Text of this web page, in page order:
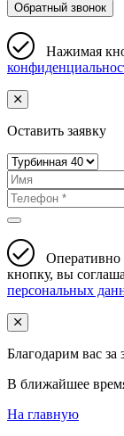
Обратный звонок
Нажимая
Оставить заявку
Оперативно
кнопку, вы
персональных
Благодарим вас за
В ближайшее
На главную